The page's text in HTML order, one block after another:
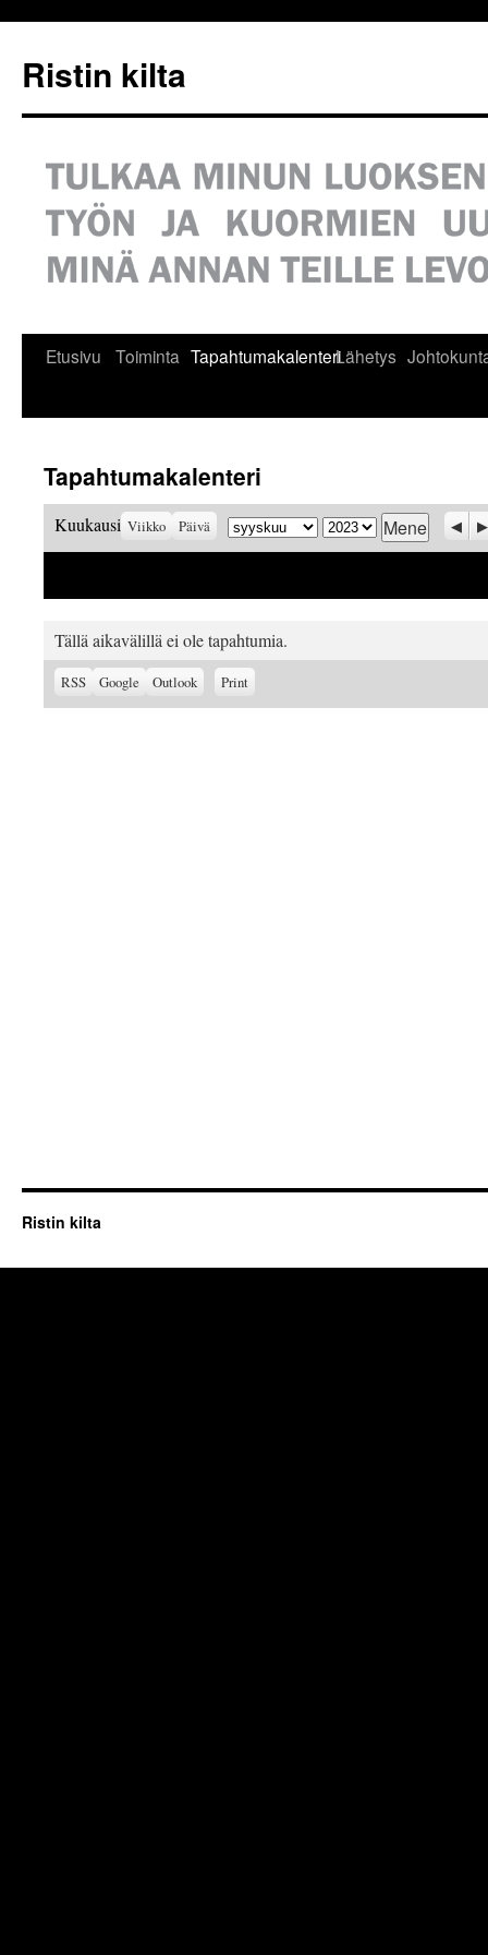
Ristin kilta
Etusivu Toiminta TapahtumakalenteriLähetys
Tapahtumakalenteri
Kuukausi Viikko Päivä Kuukausi Vuosi
Tällä aikavälillä ei ole tapahtumia.
RSS
Subscribe
Google
Subscribe
Outlook Print
Ristin kilta